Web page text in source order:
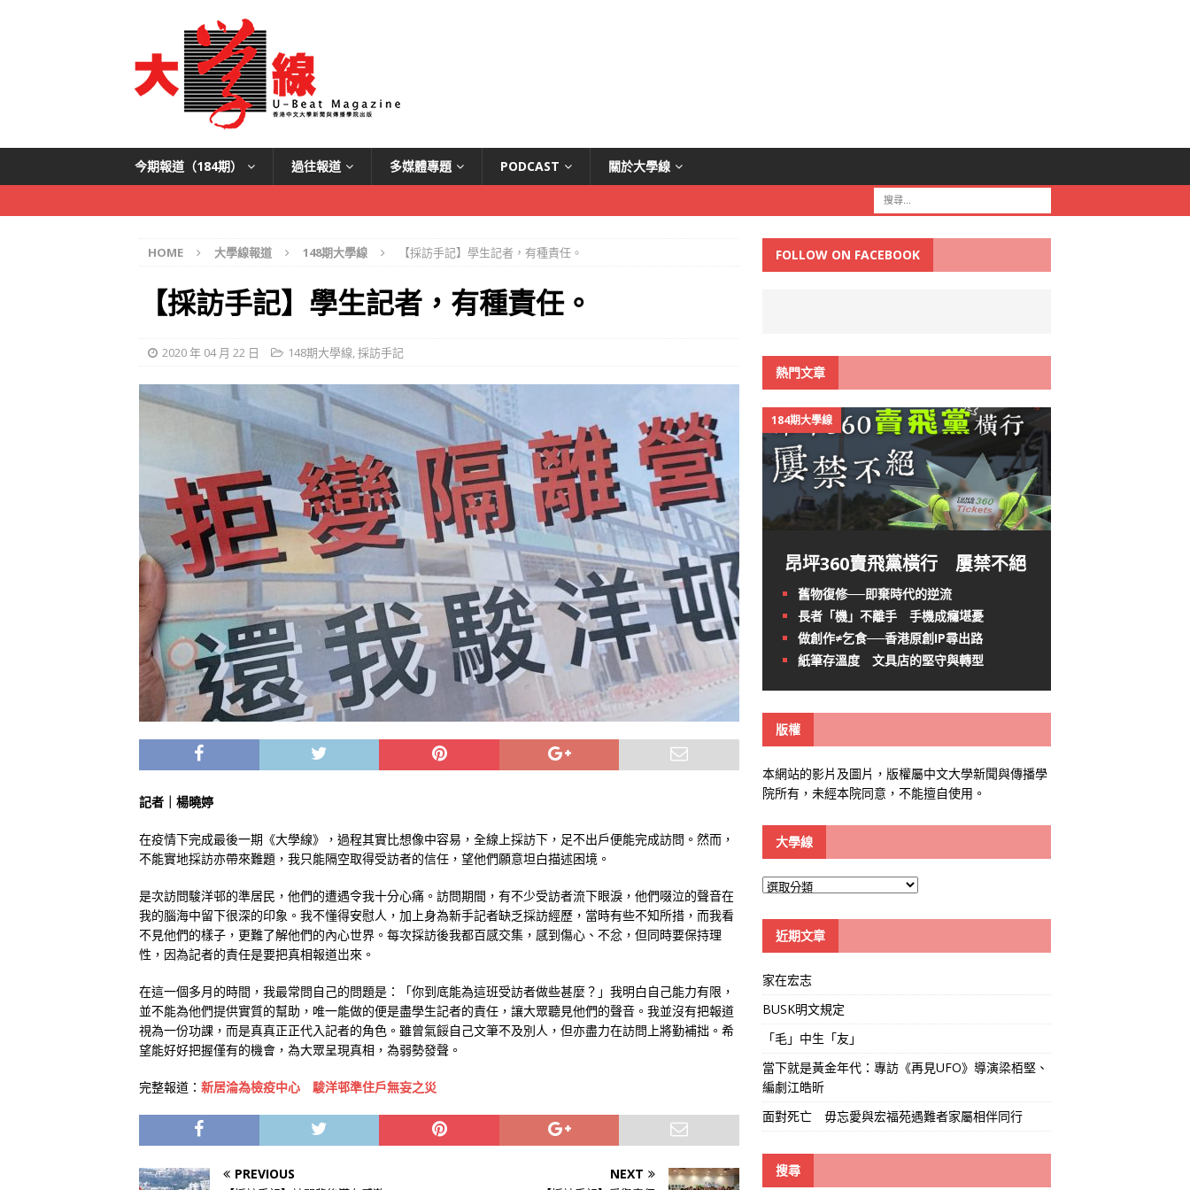
今期報道（184期） 過往報道 多媒體專題 PODCAST 關於大學線
HOME 大學線報道 148期大學線 【採訪手記】學生記者，有種責任。
【採訪手記】學生記者，有種責任。
2020 年 04 月 22 日 148期大學線,採訪手記
記者｜楊曉婷
在疫情下完成最後一期《大學線》，過程其實比想像中容易，全線上採訪下，足不出戶便能完成訪問。然而，
不能實地採訪亦帶來難題，我只能隔空取得受訪者的信任，望他們願意坦白描述困境。
是次訪問駿洋邨的準居民，他們的遭遇令我十分心痛。訪問期間，有不少受訪者流下眼淚，他們啜泣的聲音在
我的腦海中留下很深的印象。我不懂得安慰人，加上身為新手記者缺乏採訪經歷，當時有些不知所措，而我看
不見他們的樣子，更難了解他們的內心世界。每次採訪後我都百感交集，感到傷心、不忿，但同時要保持理
性，因為記者的責任是要把真相報道岀來。
在這一個多月的時間，我最常問自己的問題是：「你到底能為這班受訪者做些甚麼？」我明白自己能力有限，
並不能為他們提供實質的幫助，唯一能做的便是盡學生記者的責任，讓大眾聽見他們的聲音。我並沒有把報道
視為一份功課，而是真真正正代入記者的角色。雖曾氣餒自己文筆不及別人，但亦盡力在訪問上將勤補拙。希
望能好好把握僅有的機會，為大眾呈現真相，為弱勢發聲。
完整報道： 新居淪為檢疫中心 駿洋邨準住戶無妄之災
PREVIOUS NEXT
FOLLOW ON FACEBOOK
熱門文章
184期大學線
昂坪360賣飛黨橫行 屢禁不絕
舊物復修──即棄時代的逆流
長者「機」不離手 手機成癮堪憂
做創作≠乞食──香港原創IP尋出路
紙筆存溫度 文具店的堅守與轉型
版權
本網站的影片及圖片，版權屬中文大學新聞與傳播學
院所有，未經本院同意，不能擅自使用。
大學線
大
線
近期文章
家在宏志
BUSK明文規定
「毛」中生「友」
當下就是黃金年代：專訪《再見UFO》導演梁栢堅、
編劇江皓昕
面對死亡 毋忘愛與宏福苑遇難者家屬相伴同行
搜尋